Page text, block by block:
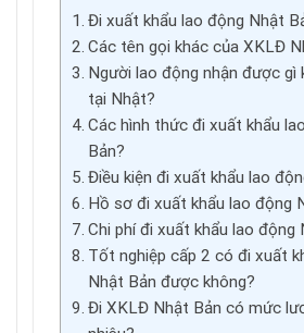
Đi xuất khẩu lao động Nhật
Các tên gọi khác của XKLĐ
Người lao động nhận được gì
tại Nhật?
Các hình thức đi xuất khẩu
Bản?
Điều kiện đi xuất khẩu lao
Hồ sơ đi xuất khẩu lao động
Chi phí đi xuất khẩu lao động
Tốt nghiệp cấp 2 có đi xuất
Nhật Bản được không?
Đi XKLĐ Nhật Bản có mức